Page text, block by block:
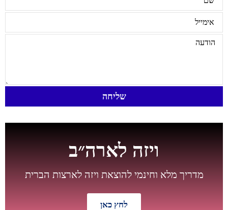
שליחה
ויזה לארה״ב
מדריך מלא וחינמי להוצאת ויזה לארצות הברית
לחץ כאן